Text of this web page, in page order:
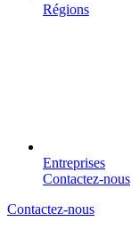
Régions
Entreprises
Contactez-nous
Contactez-nous